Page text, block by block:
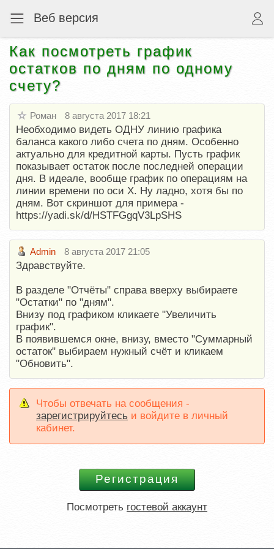
Веб версия
Как посмотреть график
остатков по дням по одному
счету?
Роман 8 августа 2017 18:21
Необходимо видеть ОДНУ линию графика
баланса какого либо счета по дням. Особенно
актуально для кредитной карты. Пусть график
показывает остаток после последней операции
дня. В идеале, вообще график по операциям на
линии времени по оси Х. Ну ладно, хотя бы по
дням. Вот скриншот для примера -
https://yadi.sk/d/HSTFGgqV3LpSHS
Admin 8 августа 2017 21:05
Здравствуйте.
В разделе "Отчёты" справа вверху выбираете
"Остатки" по "дням".
Внизу под графиком кликаете "Увеличить
график".
В появившемся окне, внизу, вместо "Суммарный
остаток" выбираем нужный счёт и кликаем
"Обновить".
Чтобы отвечать на сообщения -
зарегистрируйтесь и войдите в личный
кабинет.
Посмотреть гостевой аккаунт